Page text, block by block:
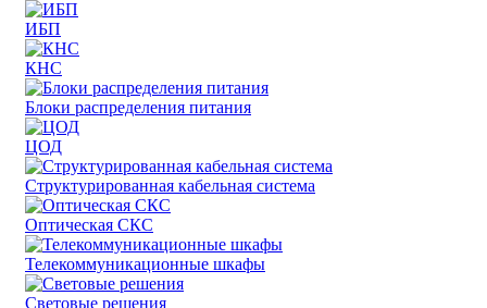
ИБП
КНС
Блоки распределения питания
ЦОД
Структурированная кабельная система
Оптическая СКС
Телекоммуникационные шкафы
Световые решения